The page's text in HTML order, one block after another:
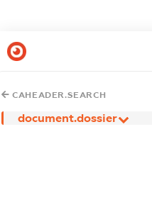
CAHEADER.SEARCH
document.dossier